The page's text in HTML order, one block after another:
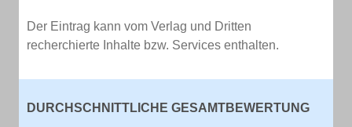
Der Eintrag kann vom Verlag und Dritten
recherchierte Inhalte bzw. Services enthalten.
DURCHSCHNITTLICHE GESAMTBEWERTUNG